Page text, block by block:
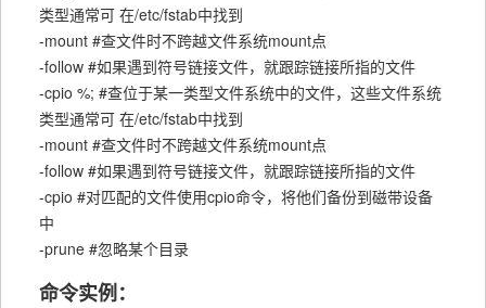
类型通常可 在/etc/fstab中找到
-mount #查文件时不跨越文件系统mount点
-follow #如果遇到符号链接文件，就跟踪链接所指的文件
-cpio %; #查位于某一类型文件系统中的文件，这些文件系统
类型通常可 在/etc/fstab中找到
-mount #查文件时不跨越文件系统mount点
-follow #如果遇到符号链接文件，就跟踪链接所指的文件
-cpio #对匹配的文件使用cpio命令，将他们备份到磁带设备
中
-prune #忽略某个目录
命令实例：